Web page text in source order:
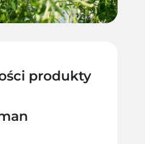
produkty